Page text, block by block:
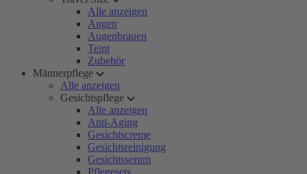
Alle anzeigen
Augen
Augenbrauen
Teint
Zubehör
Männerpflege
Alle anzeigen
Gesichtspflege
Alle anzeigen
Anti-Aging
Gesichtscreme
Gesichtsreinigung
Gesichtsserum
Pflegesets